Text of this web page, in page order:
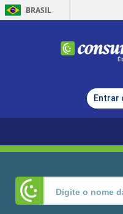
BRASIL
Entrar